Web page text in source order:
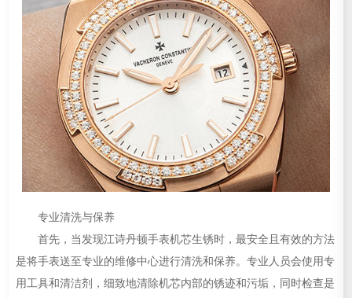
专业清洗与保养
首先，当发现江诗丹顿手表机芯生锈时，最安全且有效的方法
是将手表送至专业的维修中心进行清洗和保养。专业人员会使用专
用工具和清洁剂，细致地清除机芯内部的锈迹和污垢，同时检查是